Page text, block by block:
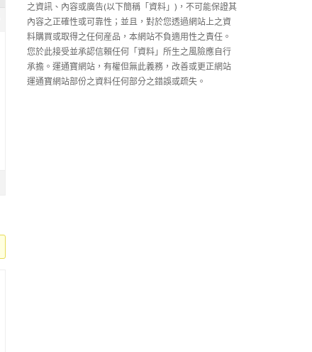
之資訊、內容或廣告(以下簡稱「資料」)，不可能保證其
內容之正確性或可靠性；並且，對於您透過網站上之資
料購買或取得之任何産品，本網站不負適用性之責任。
您於此接受並承認信賴任何「資料」所生之風險應自行
承擔。運通寶網站，有權但無此義務，改善或更正網站
運通寶網站部份之資料任何部分之錯誤或疏失。